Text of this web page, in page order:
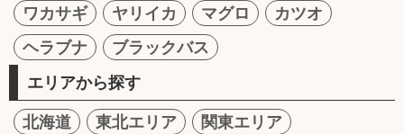
ワカサギ
ヤリイカ マグロ
カツオ
ヘラブナ
ブラックバス
エリアから探す
北海道 東北エリア
関東エリア